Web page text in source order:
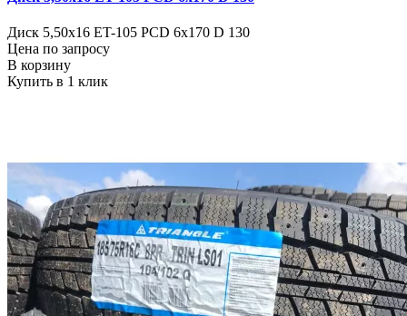
Диск 5,50х16 ET-105 PCD 6x170 D 130
Цена по запросу
В корзину
Купить в 1 клик